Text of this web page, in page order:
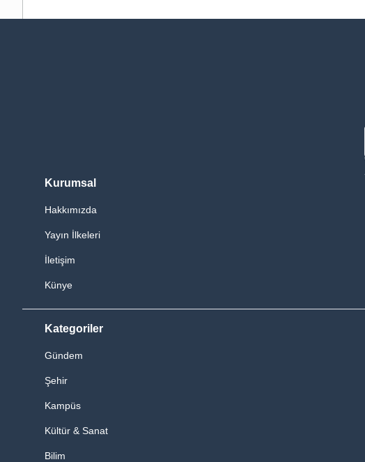
Kurumsal
Hakkımızda
Yayın İlkeleri
İletişim
Künye
Kategoriler
Gündem
Şehir
Kampüs
Kültür & Sanat
Bilim